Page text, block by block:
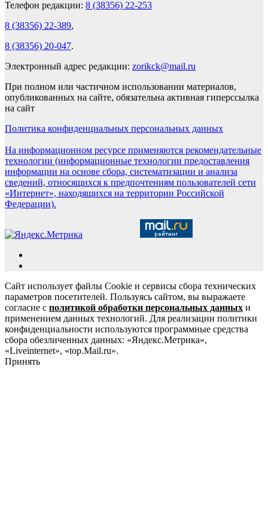
Телефон редакции: 8 (38356) 22-253
8 (38356) 22-389,
8 (38356) 20-047.
Электронный адрес редакции: zorikck@mail.ru
При полном или частичном использовании материалов,
опубликованных на сайте, обязательна активная гиперссылка
на сайт
Политика конфиденциальных персональных данных
На информационном ресурсе применяются рекомендательные
технологии (информационные технологии предоставления
информации на основе сбора, систематизации и анализа
сведений, относящихся к предпочтениям пользователей сети
«Интернет», находящихся на территории Российской
Федерации).
Сайт использует файлы Cookie и сервисы сбора технических
параметров посетителей. Пользуясь сайтом, вы выражаете
согласие с политикой обработки персональных данных и
применением данных технологий. Для реализации политики
конфиденциальности используются программные средства
сбора обезличенных данных: «Яндекс.Метрика»,
«Liveinternet», «top.Mail.ru».
Принять